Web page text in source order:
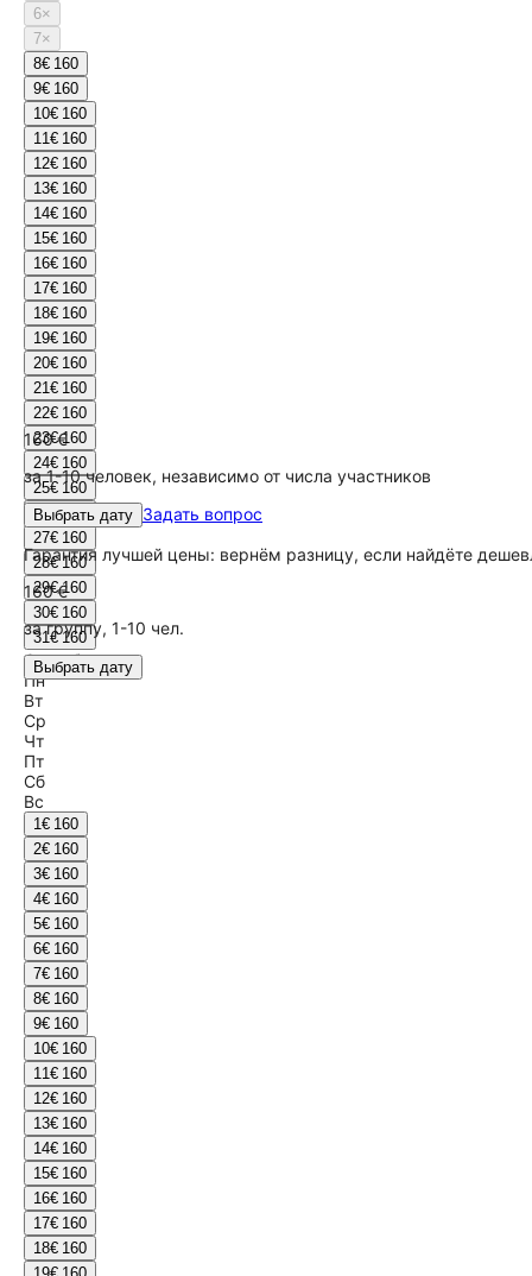
6×
7×
8€ 160
9€ 160
10€ 160
11€ 160
12€ 160
13€ 160
14€ 160
15€ 160
16€ 160
17€ 160
18€ 160
19€ 160
20€ 160
21€ 160
22€ 160
23€ 160
24€ 160
25€ 160
26€ 160
27€ 160
28€ 160
29€ 160
30€ 160
31€ 160
Сентябрь
Пн
Вт
Ср
Чт
Пт
Сб
Вс
1€ 160
2€ 160
3€ 160
4€ 160
5€ 160
6€ 160
7€ 160
8€ 160
9€ 160
10€ 160
11€ 160
12€ 160
13€ 160
14€ 160
15€ 160
16€ 160
17€ 160
18€ 160
160 €
за 1-10 человек, независимо от числа участников
Выбрать дату Задать вопрос
Гарантия лучшей цены: вернём разницу, если найдёте
160 €
за группу, 1-10 чел.
Выбрать дату